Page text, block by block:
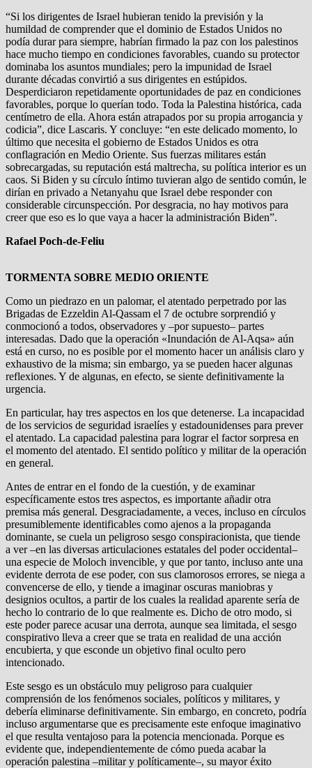
“Si los dirigentes de Israel hubieran tenido la previsión y la
humildad de comprender que el dominio de Estados Unidos no
podía durar para siempre, habrían firmado la paz con los palestinos
hace mucho tiempo en condiciones favorables, cuando su protector
dominaba los asuntos mundiales; pero la impunidad de Israel
durante décadas convirtió a sus dirigentes en estúpidos.
Desperdiciaron repetidamente oportunidades de paz en condiciones
favorables, porque lo querían todo. Toda la Palestina histórica, cada
centímetro de ella. Ahora están atrapados por su propia arrogancia y
codicia”, dice Lascaris. Y concluye: “en este delicado momento, lo
último que necesita el gobierno de Estados Unidos es otra
conflagración en Medio Oriente. Sus fuerzas militares están
sobrecargadas, su reputación está maltrecha, su política interior es un
caos. Si Biden y su círculo íntimo tuvieran algo de sentido común, le
dirían en privado a Netanyahu que Israel debe responder con
considerable circunspección. Por desgracia, no hay motivos para
creer que eso es lo que vaya a hacer la administración Biden”.
Rafael Poch-de-Feliu
TORMENTA SOBRE MEDIO ORIENTE
Como un piedrazo en un palomar, el atentado perpetrado por las
Brigadas de Ezzeldin Al-Qassam el 7 de octubre sorprendió y
conmocionó a todos, observadores y –por supuesto– partes
interesadas. Dado que la operación «Inundación de Al-Aqsa» aún
está en curso, no es posible por el momento hacer un análisis claro y
exhaustivo de la misma; sin embargo, ya se pueden hacer algunas
reflexiones. Y de algunas, en efecto, se siente definitivamente la
urgencia.
En particular, hay tres aspectos en los que detenerse. La incapacidad
de los servicios de seguridad israelíes y estadounidenses para prever
el atentado. La capacidad palestina para lograr el factor sorpresa en
el momento del atentado. El sentido político y militar de la operación
en general.
Antes de entrar en el fondo de la cuestión, y de examinar
específicamente estos tres aspectos, es importante añadir otra
premisa más general. Desgraciadamente, a veces, incluso en círculos
presumiblemente identificables como ajenos a la propaganda
dominante, se cuela un peligroso sesgo conspiracionista, que tiende
a ver –en las diversas articulaciones estatales del poder occidental–
una especie de Moloch invencible, y que por tanto, incluso ante una
evidente derrota de ese poder, con sus clamorosos errores, se niega a
convencerse de ello, y tiende a imaginar oscuras maniobras y
designios ocultos, a partir de los cuales la realidad aparente sería de
hecho lo contrario de lo que realmente es. Dicho de otro modo, si
este poder parece acusar una derrota, aunque sea limitada, el sesgo
conspirativo lleva a creer que se trata en realidad de una acción
encubierta, y que esconde un objetivo final oculto pero
intencionado.
Este sesgo es un obstáculo muy peligroso para cualquier
comprensión de los fenómenos sociales, políticos y militares, y
debería eliminarse definitivamente. Sin embargo, en concreto, podría
incluso argumentarse que es precisamente este enfoque imaginativo
el que resulta ventajoso para la potencia mencionada. Porque es
evidente que, independientemente de cómo pueda acabar la
operación palestina –militar y políticamente–, su mayor éxito